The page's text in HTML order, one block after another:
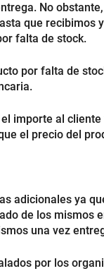
No
que
falta de stock.
por falta de
al cliente
que el precio del
adicionales ya
de los mismos
una vez
por los